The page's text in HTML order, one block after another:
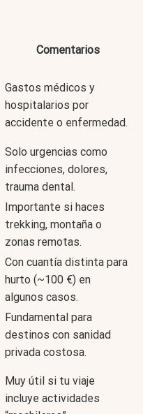
Comentarios
Gastos médicos y
hospitalarios por
accidente o enfermedad.
Solo urgencias como
infecciones, dolores,
trauma dental.
Importante si haces
trekking, montaña o
zonas remotas.
Con cuantía distinta para
hurto (~100 €) en
algunos casos.
Fundamental para
destinos con sanidad
privada costosa.
Muy útil si tu viaje
incluye actividades